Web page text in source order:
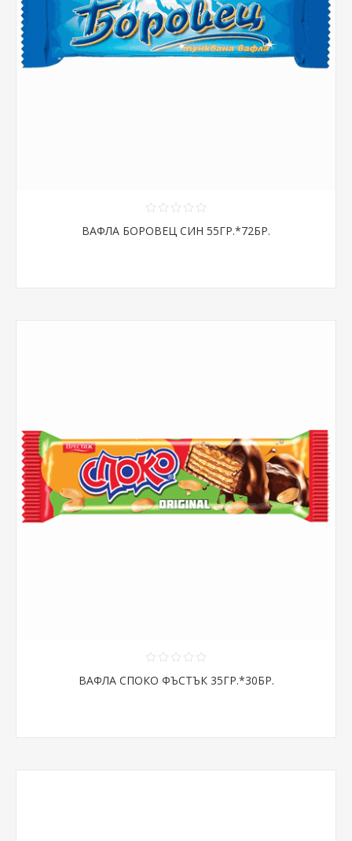
ВАФЛА БОРОВЕЦ СИН 55ГР.*72БР.
ВАФЛА СПОКО ФЪСТЪК 35ГР.*30БР.